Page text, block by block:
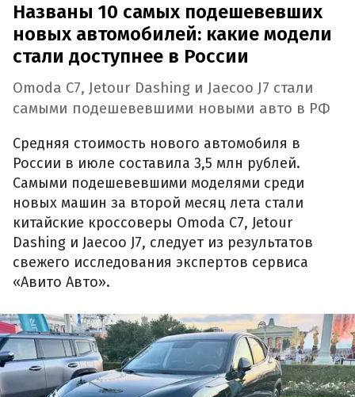
Названы 10 самых подешевевших
новых автомобилей: какие модели
стали доступнее в России
Omoda C7, Jetour Dashing и Jaecoo J7 стали
самыми подешевевшими новыми авто в РФ
Средняя стоимость нового автомобиля в
России в июле составила 3,5 млн рублей.
Самыми подешевевшими моделями среди
новых машин за второй месяц лета стали
китайские кроссоверы Omoda C7, Jetour
Dashing и Jaecoo J7, следует из результатов
свежего исследования экспертов сервиса
«Авито Авто».